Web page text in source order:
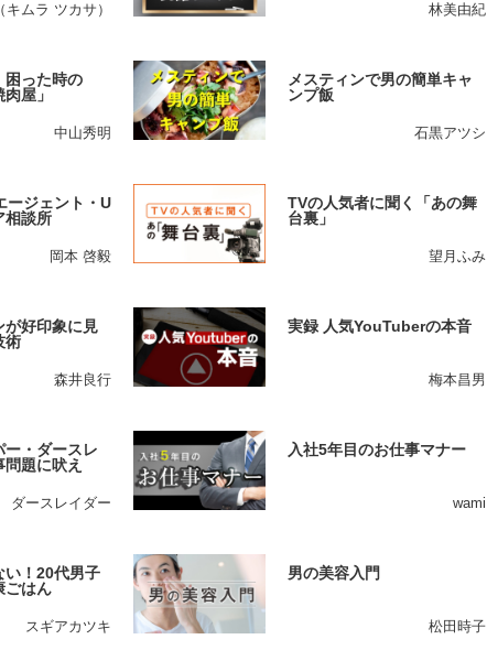
ムラ ツカサ） 林美由紀
困った時の
屋」
中山秀明
メスティンで男の簡単キャ
ンプ飯
石黒アツシ
ージェント・U
相談所
岡本 啓毅
TVの人気者に聞く「あの舞
台裏」
望月ふみ
が好印象に見
術
森井良行
実録 人気YouTuberの本音
梅本昌男
ー・ダースレ
題に吠え
ダースレイダー
入社5年目のお仕事マナー
wami
い！20代男子
ごはん
スギアカツキ
男の美容入門
松田時子